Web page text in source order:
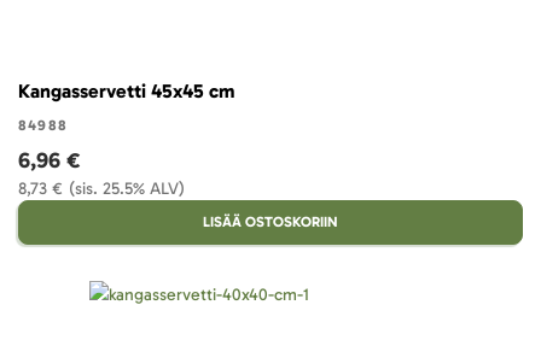
Kangasservetti 45x45 cm
84988
(sis. 25.5% ALV)
8,73 €
6,96 €
LISÄÄ OSTOSKORIIN